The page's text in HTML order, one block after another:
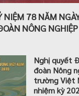
NIỆM 78 NĂM
NÔNG
Nghị quyết
đoàn Nông
trường Việt
nhiệm kỳ